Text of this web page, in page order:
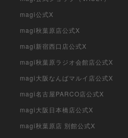
リング
magi公式X
magi秋葉原店公式X
magi新宿西口店公式X
magi秋葉原ラジオ会館店公式X
magi大阪なんばマルイ店公式X
magi名古屋PARCO店公式X
magi大阪日本橋店公式X
magi秋葉原店 別館公式X